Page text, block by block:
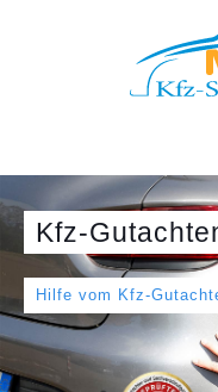
Kfz-
Hilfe vom Kfz-